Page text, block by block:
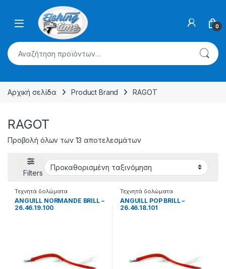
Skip to navigation
0
Αναζήτηση για:
Αρχική σελίδα Product Brand RAGOT
RAGOT
Προβολή όλων των 13 αποτελεσμάτων
Filters
Τεχνητά δολώματα
ANGUILL NORMANDE BRILL –
26.46.19.100
Τεχνητά δολώματα
ANGUILL POP BRILL –
26.46.18.101